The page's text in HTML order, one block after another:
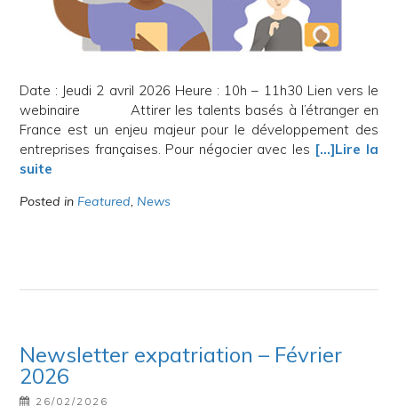
Date : Jeudi 2 avril 2026 Heure : 10h – 11h30 Lien vers le
webinaire Attirer les talents basés à l’étranger en
France est un enjeu majeur pour le développement des
entreprises françaises. Pour négocier avec les […]Lire la
suite
Posted in Featured, News
Newsletter expatriation – Février
2026
26/02/2026